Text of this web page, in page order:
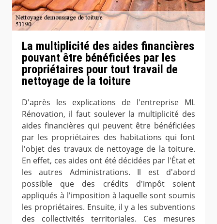
La multiplicité des aides financières
pouvant être bénéficiées par les
propriétaires pour tout travail de
nettoyage de la toiture
D'après les explications de l'entreprise ML
Rénovation, il faut soulever la multiplicité des
aides financières qui peuvent être bénéficiées
par les propriétaires des habitations qui font
l'objet des travaux de nettoyage de la toiture.
En effet, ces aides ont été décidées par l'État et
les autres Administrations. Il est d'abord
possible que des crédits d'impôt soient
appliqués à l'imposition à laquelle sont soumis
les propriétaires. Ensuite, il y a les subventions
des collectivités territoriales. Ces mesures